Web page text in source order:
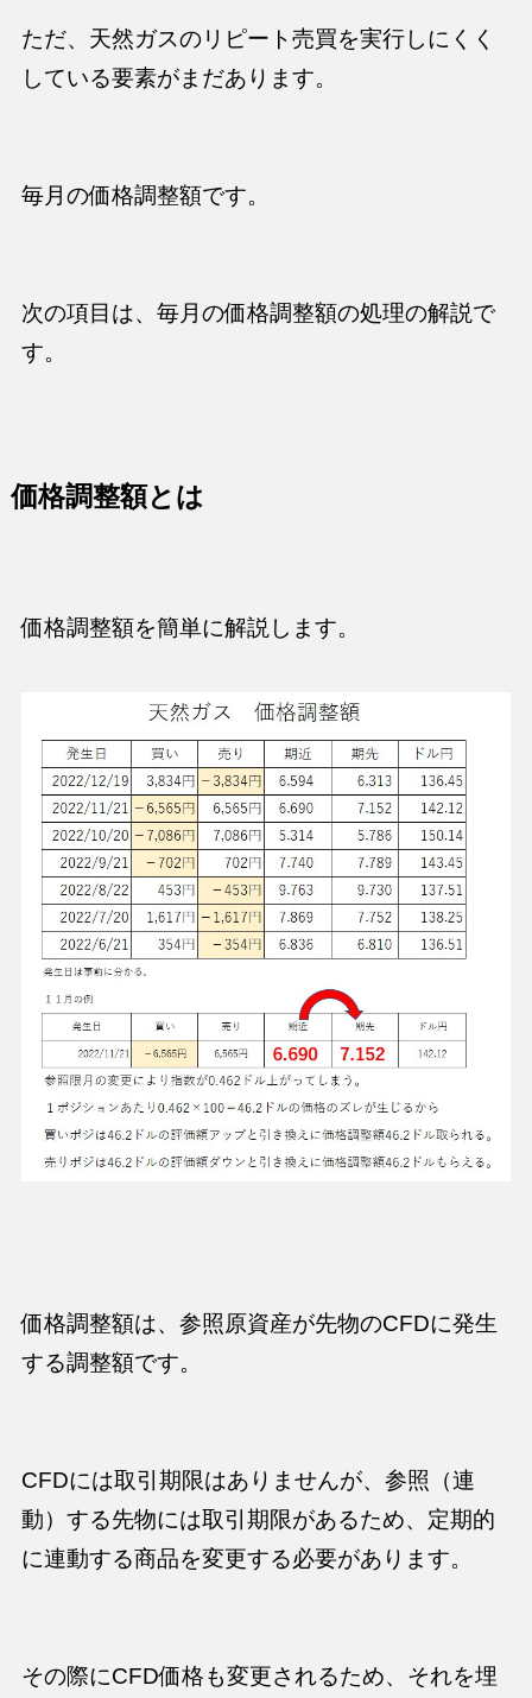
ただ、天然ガスのリピート売買を実行しにくく
している要素がまだあります。
毎月の価格調整額です。
次の項目は、毎月の価格調整額の処理の解説で
す。
価格調整額とは
価格調整額を簡単に解説します。
価格調整額は、 参照原資産が先物のCFDに発生
する調整額です。
CFDには取引期限はありませんが、参照（連
動）する先物には取引期限があるため、定期的
に連動する商品を変更する必要があります。
その際にCFD価格も変更されるため、それを埋